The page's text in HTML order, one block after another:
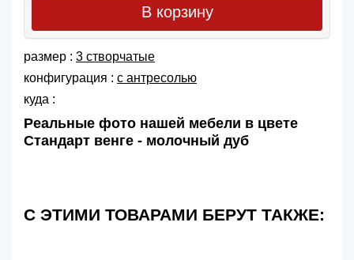
В корзину
размер : 3 створчатые
конфигурация : с антресолью
куда :
Реальные фото нашей мебели в цвете
Стандарт венге - молочный дуб
С ЭТИМИ ТОВАРАМИ БЕРУТ ТАКЖЕ: